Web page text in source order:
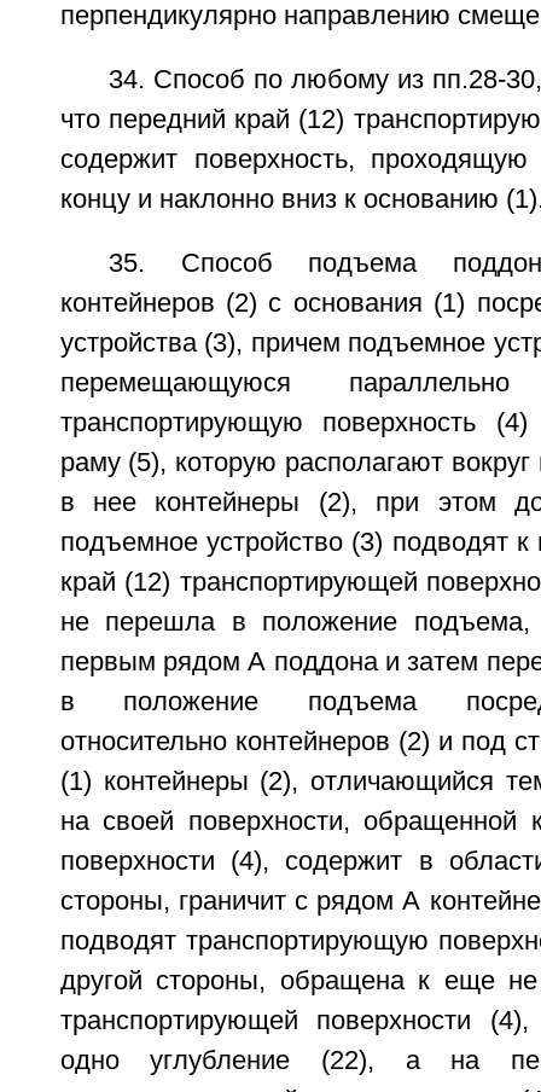
перпендикулярно направлению
34. Способ по любому из пп.28-
что передний край (12)
содержит поверхность,
концу и наклонно вниз к основанию
35. Способ подъема
контейнеров (2) с основания (1)
устройства (3), причем подъемное
перемещающуюся
транспортирующую поверхность
раму (5), которую располагают
в нее контейнеры (2), при этом
подъемное устройство (3) подводят
край (12) транспортирующей
не перешла в положение подъема,
первым рядом А поддона и затем
в положение подъема
относительно контейнеров (2) и под
(1) контейнеры (2), отличающийся
на своей поверхности, обращенной
поверхности (4), содержит в
стороны, граничит с рядом А
подводят транспортирующую
другой стороны, обращена к еще не
транспортирующей поверхности
одно углубление (22), а на